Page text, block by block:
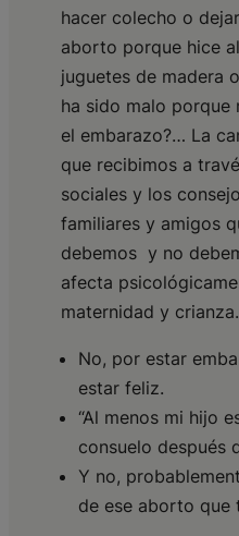
hacer colecho o
aborto porque hice
juguetes de madera
ha sido malo porque
el embarazo?… La
que recibimos a
sociales y los
familiares y amigos
debemos y no
afecta
maternidad y crianza.
No, por estar
estar feliz.
“Al menos mi hijo
consuelo después
Y no,
de ese aborto que